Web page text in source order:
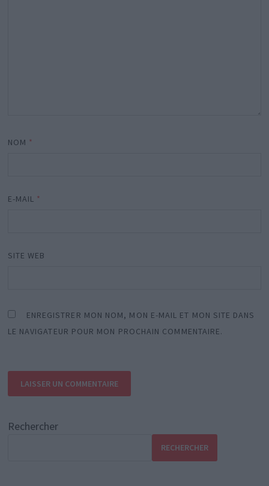
NOM *
E-MAIL *
SITE WEB
ENREGISTRER MON NOM, MON E-MAIL ET MON SITE DANS
LE NAVIGATEUR POUR MON PROCHAIN COMMENTAIRE.
Rechercher
RECHERCHER